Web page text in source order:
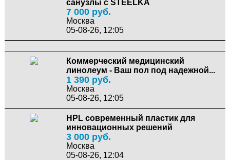
санузлы с STEELKA
7 000 руб.
Москва
05-08-26, 12:05
Коммерческий медицинский
линолеум - Ваш пол под надежной...
1 390 руб.
Москва
05-08-26, 12:05
HPL современный пластик для
инновационных решений
3 000 руб.
Москва
05-08-26, 12:04